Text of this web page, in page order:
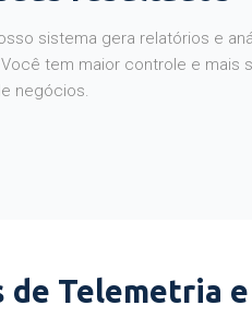
sistema gera relatórios e
tem maior controle e mais
negócios.
de Telemetria